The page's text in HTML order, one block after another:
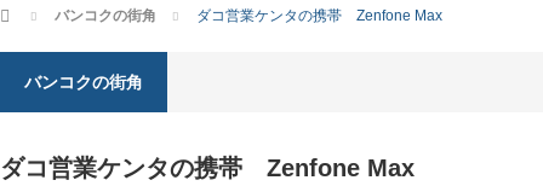
ホーム バンコクの街角 ダコ営業ケンタの携帯 Zenfone Max
バンコクの街角
ダコ営業ケンタの携帯 Zenfone Max